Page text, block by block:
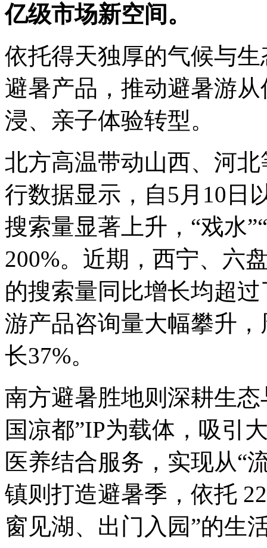
亿级市场新空间。
依托得天独厚的气候与
避暑产品，推动避暑游
浸、亲子体验转型。
北方高温带动山西、河
行数据显示，自5月10日
搜索量显著上升，“戏水
200%。近期，西宁、六
的搜索量同比增长均超
游产品咨询量大幅攀升
长37%。
南方避暑胜地则深耕生
国凉都”IP为载体，吸引
医养结合服务，实现从“
镇则打造避暑季，依托
窗见湖、出门入园”的生